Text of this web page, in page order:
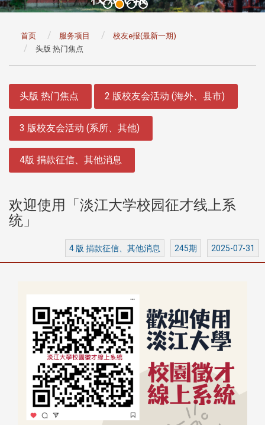
首页 服务项目
校友e报(最新一期)
头版 热门焦点
头版 热门焦点 2 版校友会活动 (海外、县市)
3 版校友会活动 (系所、其他)
4版 捐款征信、其他消息
欢迎使用「淡江大学校园征才线上系
统」
4 版 捐款征信、其他消息 245期 2025-07-31